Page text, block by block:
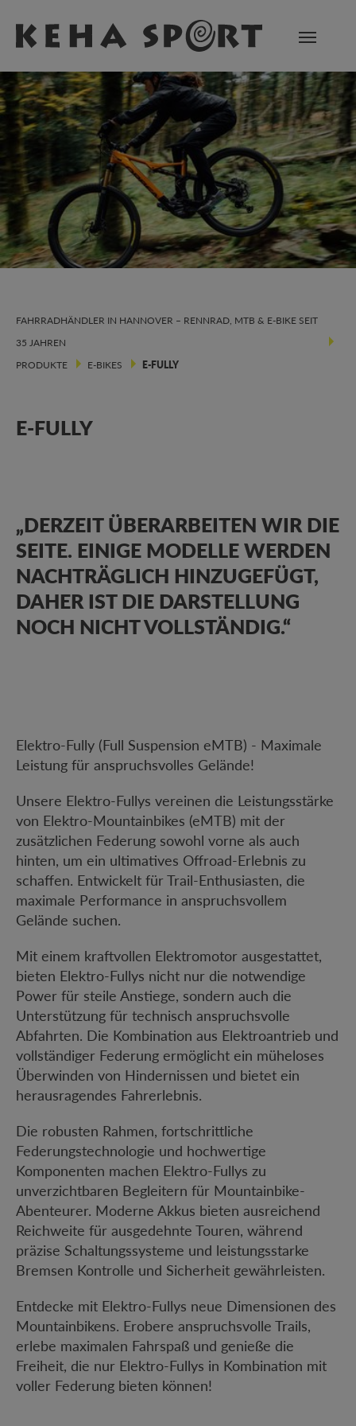
FAHRRADHÄNDLER IN HANNOVER – RENNRAD, MTB & E-BIKE SEIT
35 JAHREN
PRODUKTE
E-BIKES E-FULLY
E-FULLY
„DERZEIT ÜBERARBEITEN WIR DIE
SEITE. EINIGE MODELLE WERDEN
NACHTRÄGLICH HINZUGEFÜGT,
DAHER IST DIE DARSTELLUNG
NOCH NICHT VOLLSTÄNDIG.“
Elektro-Fully (Full Suspension eMTB) - Maximale
Leistung für anspruchsvolles Gelände!
Unsere Elektro-Fullys vereinen die Leistungsstärke
von Elektro-Mountainbikes (eMTB) mit der
zusätzlichen Federung sowohl vorne als auch
hinten, um ein ultimatives Offroad-Erlebnis zu
schaffen. Entwickelt für Trail-Enthusiasten, die
maximale Performance in anspruchsvollem
Gelände suchen.
Mit einem kraftvollen Elektromotor ausgestattet,
bieten Elektro-Fullys nicht nur die notwendige
Power für steile Anstiege, sondern auch die
Unterstützung für technisch anspruchsvolle
Abfahrten. Die Kombination aus Elektroantrieb und
vollständiger Federung ermöglicht ein müheloses
Überwinden von Hindernissen und bietet ein
herausragendes Fahrerlebnis.
Die robusten Rahmen, fortschrittliche
Federungstechnologie und hochwertige
Komponenten machen Elektro-Fullys zu
unverzichtbaren Begleitern für Mountainbike-
Abenteurer. Moderne Akkus bieten ausreichend
Reichweite für ausgedehnte Touren, während
präzise Schaltungssysteme und leistungsstarke
Bremsen Kontrolle und Sicherheit gewährleisten.
Entdecke mit Elektro-Fullys neue Dimensionen des
Mountainbikens. Erobere anspruchsvolle Trails,
erlebe maximalen Fahrspaß und genieße die
Freiheit, die nur Elektro-Fullys in Kombination mit
voller Federung bieten können!